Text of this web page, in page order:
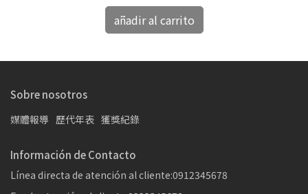
añadir al carrito
Sobre nosotros
媒體報導 歷代年表 獲獎紀錄
Información de Contacto
Línea directa de atención al cliente:0912345678